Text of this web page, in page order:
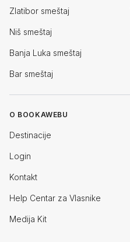
Zlatibor smeštaj
Niš smeštaj
Banja Luka smeštaj
Bar smeštaj
O BOOKAWEBU
Destinacije
Login
Kontakt
Help Centar za Vlasnike
Medija Kit